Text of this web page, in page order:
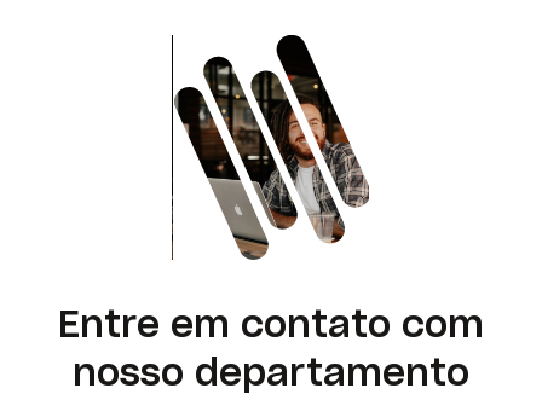
Entre em contato com
nosso departamento